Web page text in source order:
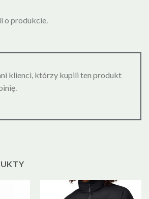
o produkcie.
klienci, którzy kupili ten produkt